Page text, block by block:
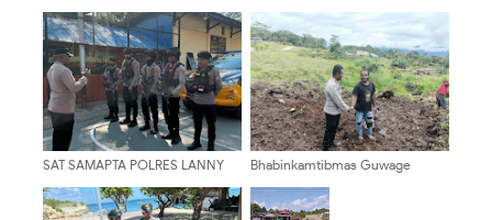
Polisi Buru OTK
Tradisional Sentani
SAT SAMAPTA POLRES LANNY
CIPTAKAN KAMTIBMAS AMAN DI
KOTA TIOM
Bhabinkamtibmas Guwage
Jauhi Narkoba dan Perkuat
Kamtibmas